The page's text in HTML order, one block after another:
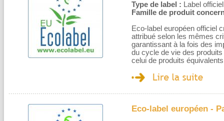
Type de label : Label officiel
Famille de produit
Eco-label européen officiel
attribué selon les mêmes
garantissant à la fois des
du cycle de vie des
celui de produits équivalents
Eco-label européen -